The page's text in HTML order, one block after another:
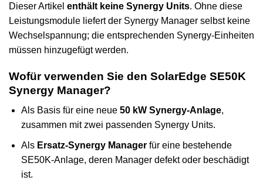
Dieser Artikel enthält keine Synergy Units. Ohne diese
Leistungsmodule liefert der Synergy Manager selbst keine
Wechselspannung; die entsprechenden Synergy-Einheiten
müssen hinzugefügt werden.
Wofür verwenden Sie den SolarEdge SE50K
Synergy Manager?
Als Basis für eine neue 50 kW Synergy-Anlage,
zusammen mit zwei passenden Synergy Units.
Als Ersatz-Synergy Managerfür eine bestehende
SE50K-Anlage, deren Manager defekt oder beschädigt
ist.